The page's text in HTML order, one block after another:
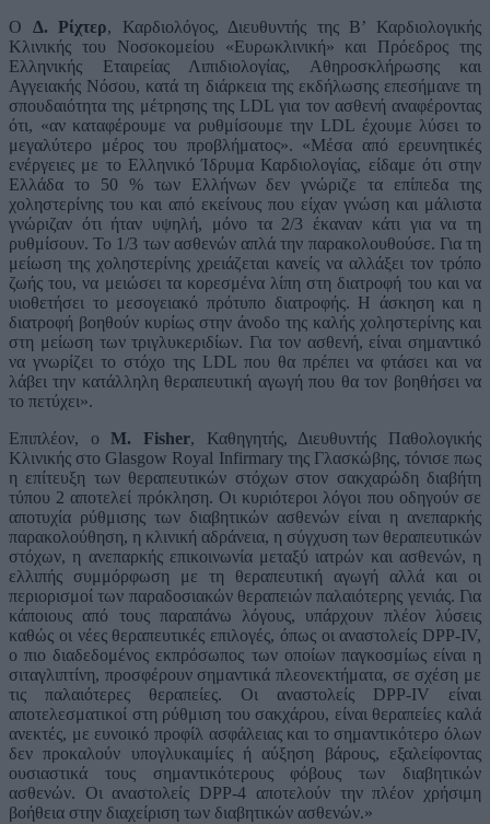
Ο Δ. Ρίχτερ, Καρδιολόγος, Διευθυντής της Β’ Καρδιολογικής
Κλινικής του Νοσοκομείου «Ευρωκλινική» και Πρόεδρος της
Ελληνικής Εταιρείας Λιπιδιολογίας, Αθηροσκλήρωσης και
Αγγειακής Νόσου, κατά τη διάρκεια της εκδήλωσης επεσήμανε τη
σπουδαιότητα της μέτρησης της LDL για τον ασθενή αναφέροντας
ότι, «αν καταφέρουμε να ρυθμίσουμε την LDL έχουμε λύσει το
μεγαλύτερο μέρος του προβλήματος». «Μέσα από ερευνητικές
ενέργειες με το Ελληνικό Ίδρυμα Καρδιολογίας, είδαμε ότι στην
Ελλάδα το 50 % των Ελλήνων δεν γνώριζε τα επίπεδα της
χοληστερίνης του και από εκείνους που είχαν γνώση και μάλιστα
γνώριζαν ότι ήταν υψηλή, μόνο τα 2/3 έκαναν κάτι για να τη
ρυθμίσουν. Το 1/3 των ασθενών απλά την παρακολουθούσε. Για τη
μείωση της χοληστερίνης χρειάζεται κανείς να αλλάξει τον τρόπο
ζωής του, να μειώσει τα κορεσμένα λίπη στη διατροφή του και να
υιοθετήσει το μεσογειακό πρότυπο διατροφής. Η άσκηση και η
διατροφή βοηθούν κυρίως στην άνοδο της καλής χοληστερίνης και
στη μείωση των τριγλυκεριδίων. Για τον ασθενή, είναι σημαντικό
να γνωρίζει το στόχο της LDL που θα πρέπει να φτάσει και να
λάβει την κατάλληλη θεραπευτική αγωγή που θα τον βοηθήσει να
το πετύχει».
Επιπλέον, οM. Fisher, Καθηγητής, Διευθυντής Παθολογικής
Κλινικής στο Glasgow Royal Infirmary της Γλασκώβης, τόνισε πως
η επίτευξη των θεραπευτικών στόχων στον σακχαρώδη διαβήτη
τύπου 2 αποτελεί πρόκληση. Οι κυριότεροι λόγοι που οδηγούν σε
αποτυχία ρύθμισης των διαβητικών ασθενών είναι η ανεπαρκής
παρακολούθηση, η κλινική αδράνεια, η σύγχυση των θεραπευτικών
στόχων, η ανεπαρκής επικοινωνία μεταξύ ιατρών και ασθενών, η
ελλιπής συμμόρφωση με τη θεραπευτική αγωγή αλλά και οι
περιορισμοί των παραδοσιακών θεραπειών παλαιότερης γενιάς. Για
κάποιους από τους παραπάνω λόγους, υπάρχουν πλέον λύσεις
καθώς οι νέες θεραπευτικές επιλογές, όπως οι αναστολείς DPP-IV,
ο πιο διαδεδομένος εκπρόσωπος των οποίων παγκοσμίως είναι η
σιταγλιπτίνη, προσφέρουν σημαντικά πλεονεκτήματα, σε σχέση με
τις παλαιότερες θεραπείες. Οι αναστολείς DPP-IV είναι
αποτελεσματικοί στη ρύθμιση του σακχάρου, είναι θεραπείες καλά
ανεκτές, με ευνοικό προφίλ ασφάλειας και το σημαντικότερο όλων
δεν προκαλούν υπογλυκαιμίες ή αύξηση βάρους, εξαλείφοντας
ουσιαστικά τους σημαντικότερους φόβους των διαβητικών
ασθενών. Οι αναστολείς DPP-4 αποτελούν την πλέον χρήσιμη
βοήθεια στην διαχείριση των διαβητικών ασθενών.»